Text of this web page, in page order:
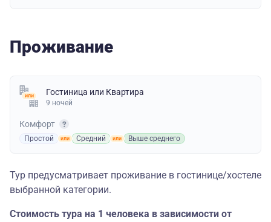
Проживание
Гостиница или Квартира
9 ночей
Комфорт
Простой Средний Выше среднего
Тур предусматривает проживание в гостинице/хостеле
выбранной категории.
Стоимость тура на 1 человека в зависимости от